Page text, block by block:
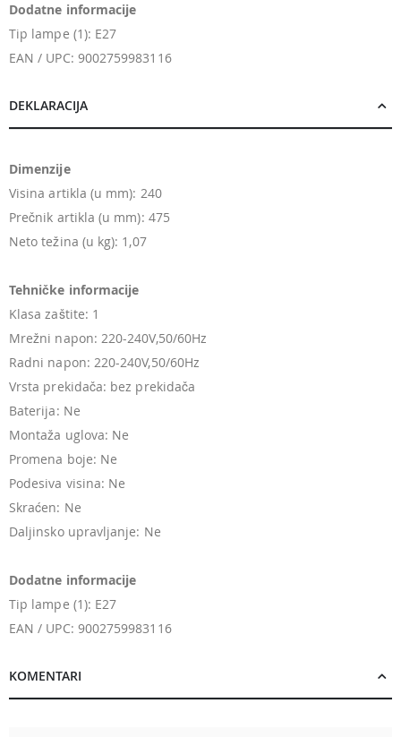
Dodatne informacije
Tip lampe (1): E27
EAN / UPC: 9002759983116
DEKLARACIJA
Dimenzije
Visina artikla (u mm): 240
Prečnik artikla (u mm): 475
Neto težina (u kg): 1,07
Tehničke informacije
Klasa zaštite: 1
Mrežni napon: 220-240V,50/60Hz
Radni napon: 220-240V,50/60Hz
Vrsta prekidača: bez prekidača
Baterija: Ne
Montaža uglova: Ne
Promena boje: Ne
Podesiva visina: Ne
Skraćen: Ne
Daljinsko upravljanje: Ne
Dodatne informacije
Tip lampe (1): E27
EAN / UPC: 9002759983116
KOMENTARI